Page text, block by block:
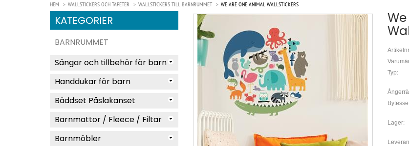
HEM WALLSTICKERS OCH TAPETER WALLSTICKERS TILL BARNRUMMET WE ARE ONE ANIMAL WALLSTICKERS
KATEGORIER
BARNRUMMET
Sängar och tillbehör för barn
Handdukar för barn
Bäddset Påslakanset
Barnmattor / Fleece / Filtar
Barnmöbler
Typ:
Lager: